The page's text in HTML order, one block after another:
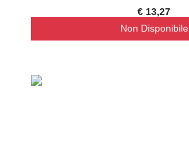
€ 13,27
Non Disponibile